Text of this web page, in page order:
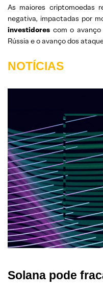
As maiores criptomoedas
negativa, impactadas por
investidores com o
Rússia e o avanço dos
NOTÍCIAS
Solana pode